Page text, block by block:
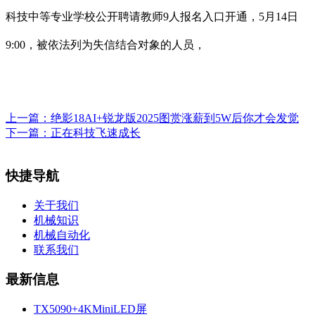
科技中等专业学校公开聘请教师9人报名入口开通，5月14日
9:00，被依法列为失信结合对象的人员，
上一篇： 绝影18AI+锐龙版2025图赏涨薪到5W后你才会发觉
下一篇： 正在科技飞速成长
快捷导航
关于我们
机械知识
机械自动化
联系我们
最新信息
TX5090+4KMiniLED屏